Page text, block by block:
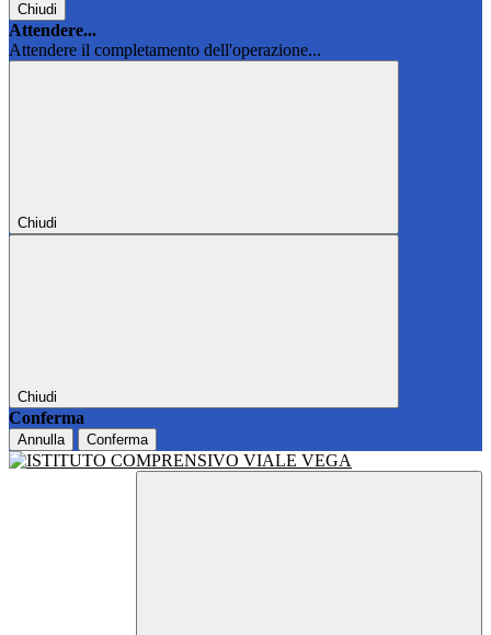
Chiudi
Attendere...
Attendere il completamento dell'operazione...
Chiudi
Chiudi
Conferma
Annulla Conferma